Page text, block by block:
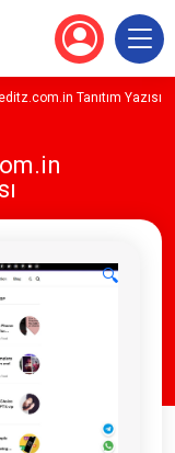
Tanıtım Yazısı
🔍